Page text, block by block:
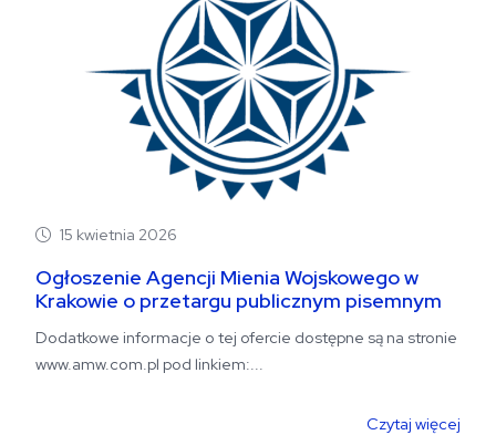
15 kwietnia 2026
Ogłoszenie Agencji Mienia Wojskowego w
Krakowie o przetargu publicznym pisemnym
Dodatkowe informacje o tej ofercie dostępne są na stronie
www.amw.com.pl pod linkiem:...
Czytaj więcej